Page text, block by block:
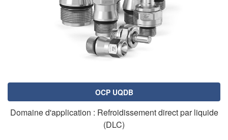
OCP UQDB
Domaine d'application : Refroidissement direct par liquide
(DLC)